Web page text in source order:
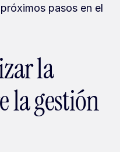
pasos en el
la
la gestión